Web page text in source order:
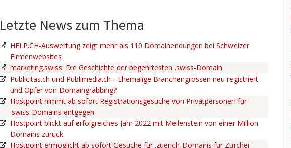
Letzte News zum Thema
HELP.CH-Auswertung zeigt mehr als 110 Domainendungen bei Schweizer
Firmenwebsites
marketing.swiss: Die Geschichte der begehrtesten .swiss-Domain
Publicitas.ch und Publimedia.ch - Ehemalige Branchengrössen neu registriert
und Opfer von Domaingrabbing?
Hostpoint nimmt ab sofort Registrationsgesuche von Privatpersonen für
.swiss-Domains entgegen
Hostpoint blickt auf erfolgreiches Jahr 2022 mit Meilenstein von einer Million
Domains zurück
Hostpoint ermöglicht ab sofort Gesuche für .zuerich-Domains für Zürcher